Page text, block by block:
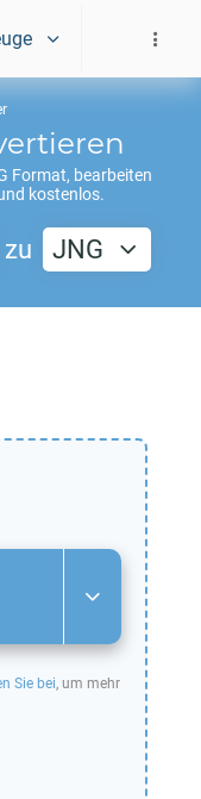
Format, bearbeiten
kostenlos.
zu JNG
Sie bei, um mehr